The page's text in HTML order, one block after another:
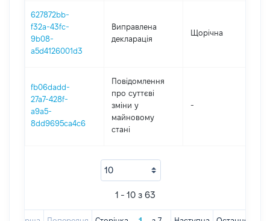
627872bb-
f32a-43fc-
9b08-
a5d4126001d3
Виправлена
декларація
Щорічна
fb06dadd-
27a7-428f-
a9a5-
8dd9695ca4c6
Повідомлення
про суттєві
зміни y
майновому
стані
-
1 - 10 з 63